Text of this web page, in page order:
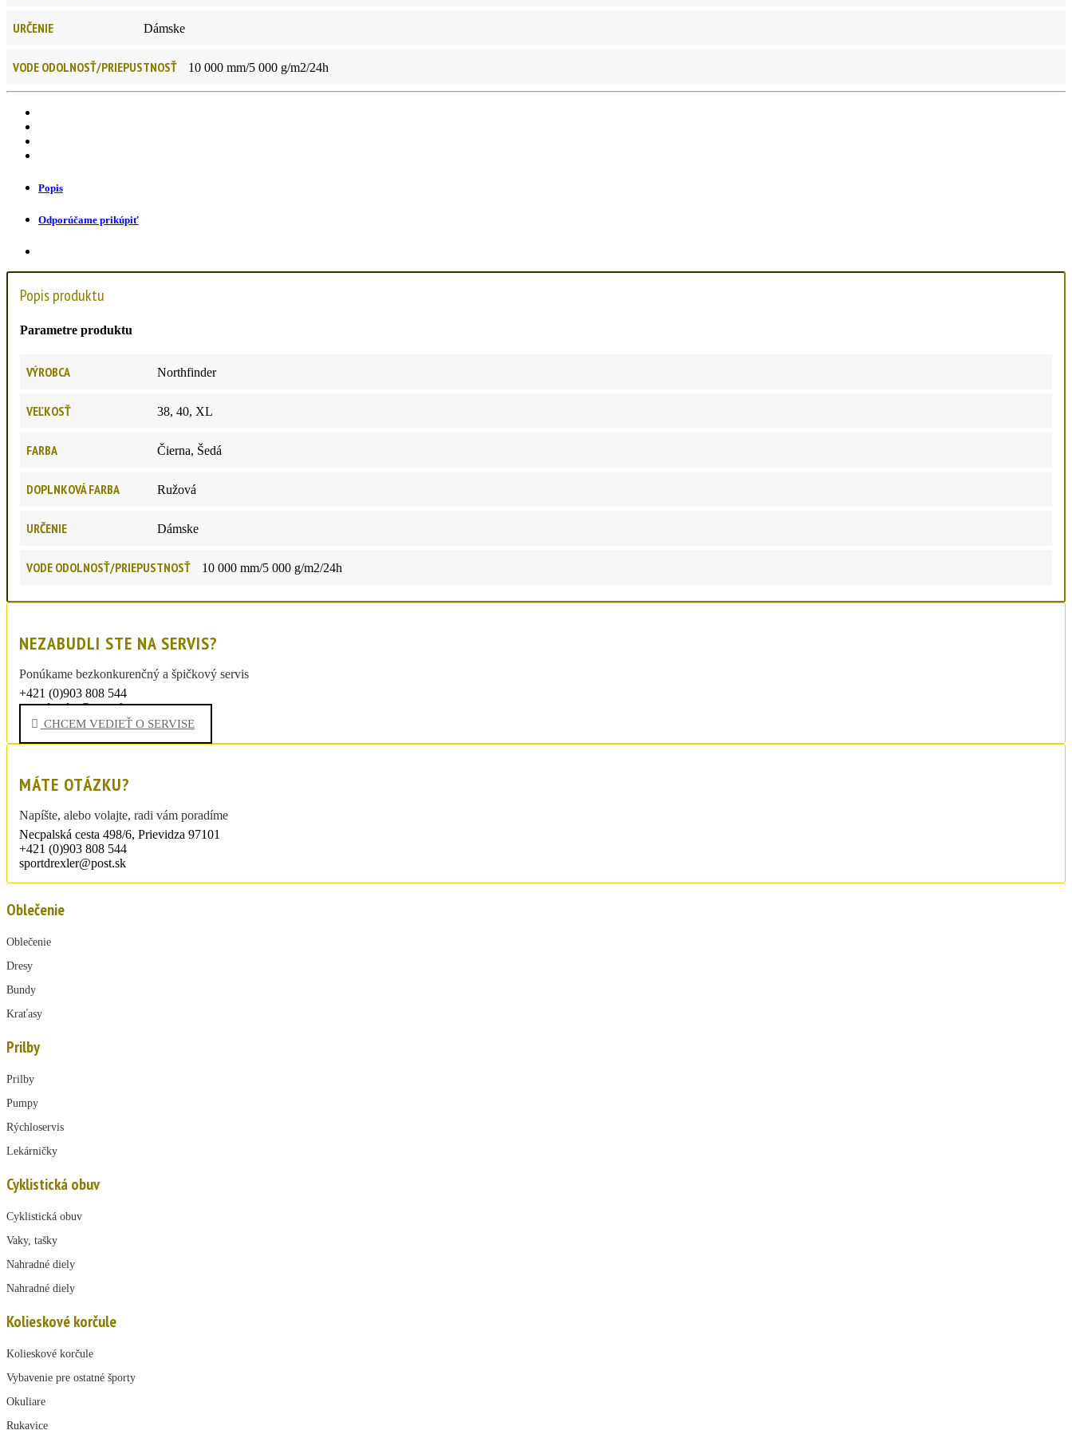
URČENIE Dámske
VODE ODOLNOSŤ/PRIEPUSTNOSŤ 10 000 mm/5 000 g/m2/24h
Popis
Odporúčame prikúpiť
Popis produktu
Parametre produktu
VÝROBCA Northfinder
VEĽKOSŤ 38, 40, XL
FARBA Čierna, Šedá
DOPLNKOVÁ FARBA Ružová
URČENIE Dámske
VODE ODOLNOSŤ/PRIEPUSTNOSŤ 10 000 mm/5 000 g/m2/24h
NEZABUDLI STE NA SERVIS?
Ponúkame bezkonkurenčný a špičkový servis
+421 (0)903 808 544
sportdrexler@post.sk
CHCEM VEDIEŤ O SERVISE
MÁTE OTÁZKU?
Napíšte, alebo volajte, radi vám poradíme
Necpalská cesta 498/6, Prievidza 97101
+421 (0)903 808 544
sportdrexler@post.sk
Oblečenie
Oblečenie
Dresy
Bundy
Kraťasy
Prilby
Prilby
Pumpy
Rýchloservis
Lekárničky
Cyklistická obuv
Cyklistická obuv
Vaky, tašky
Nahradné diely
Nahradné diely
Kolieskové korčule
Kolieskové korčule
Vybavenie pre ostatné športy
Okuliare
Rukavice